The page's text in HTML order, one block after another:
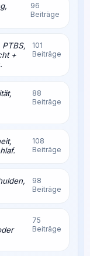
96
Beiträge
+
101
Beiträge
88
Beiträge
108
Beiträge
98
Beiträge
75
Beiträge